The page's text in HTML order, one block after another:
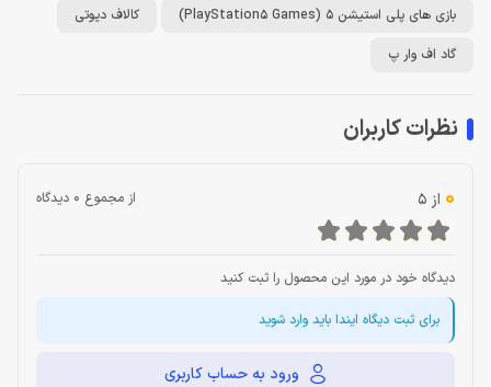
بازی های پلی استیشن 5 (PlayStation5 Games)
کالاف دیوتی
گاد اف وار پ
نظرات کاربران
0 از 5 از مجموع 0 دیدگاه
دیدگاه خود در مورد این محصول را ثبت کنید
برای ثبت دیگاه ایندا باید وارد شوید
ورود به حساب کاربری